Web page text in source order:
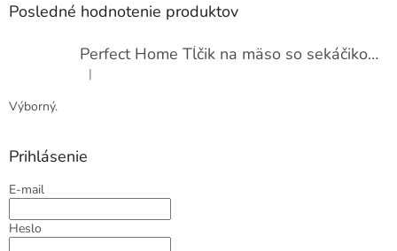
Posledné hodnotenie produktov
Perfect Home Tĺčik na mäso so sekáčikom, 56893
Hodnotenie produktu je 5 z 5 hviezdičiek.
|
Výborný.
Prihlásenie
E-mail
Heslo